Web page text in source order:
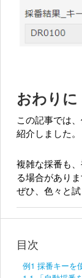
おわりに
この記事では
紹介しました。
複雑な採番も
る場合がありま
ぜひ、色々と
目次
例1 採番キーを